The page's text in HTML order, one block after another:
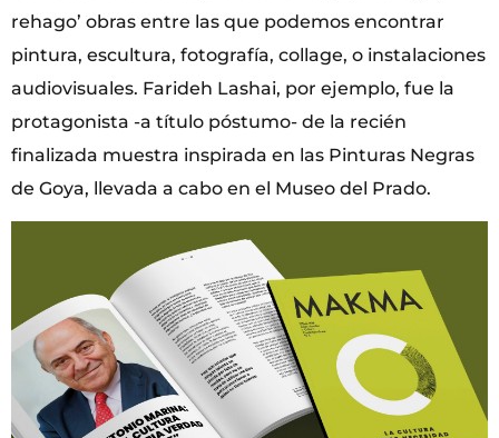
rehago’ obras entre las que podemos encontrar
pintura, escultura, fotografía, collage, o instalaciones
audiovisuales. Farideh Lashai, por ejemplo, fue la
protagonista -a título póstumo- de la recién
finalizada muestra inspirada en las Pinturas Negras
de Goya, llevada a cabo en el Museo del Prado.